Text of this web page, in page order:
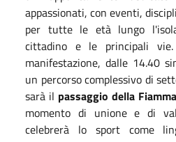
appassionati, con eventi,
per tutte le età lungo
cittadino e le principali
manifestazione, dalle 14.40
un percorso complessivo di
sarà il passaggio della
momento di unione e di
celebrerà lo sport come